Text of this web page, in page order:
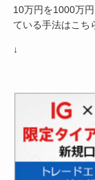
10万円を1000万
ている手法はこち
↓